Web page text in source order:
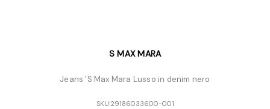
S MAX MARA
Jeans 'S Max Mara Lusso in denim nero
SKU:29186033600-001